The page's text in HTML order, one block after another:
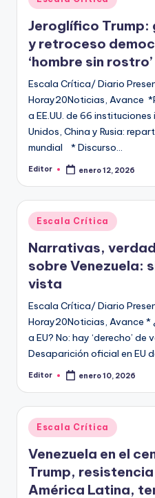
en
Jeroglífico
y retroceso
‘hombre sin rostro’
Escala Crítica/ Diario
Horay20Noticias, Avance
a EE.UU. de 66
Unidos, China y Rusia:
mundial * Discurso…
Publicado
Editor enero 12, 2026
Publicado
en
Escala Crítica
Narrativas,
sobre Venezuela:
vista
Escala Crítica/ Diario
Horay20Noticias, Avance *
a EU? No: hay ‘derecho’
Desaparición oficial en EU
Publicado
Editor enero 10, 2026
Publicado
en
Escala Crítica
Venezuela en el
Trump, resistencia
América Latina,